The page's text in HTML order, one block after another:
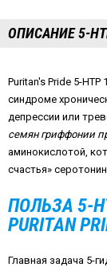
ОПИСАНИЕ 5-
Puritan's Pride 5-HTP
синдроме
депрессии или
семян гриффонии
аминокислотой,
счастья»
ПОЛЬЗА 5-
PURITAN
Главная задача 5-